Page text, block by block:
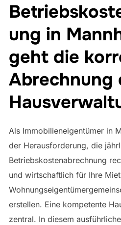
ung in
geht die
Abrechnung
Als Immobilieneigentümer in
der Herausforderung, die
Betriebskostenabrechnung
und wirtschaftlich für Ihre
erstellen. Eine kompetente
zentral. In diesem